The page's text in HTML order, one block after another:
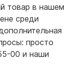
товар в нашем
среди
просто
00 и наши